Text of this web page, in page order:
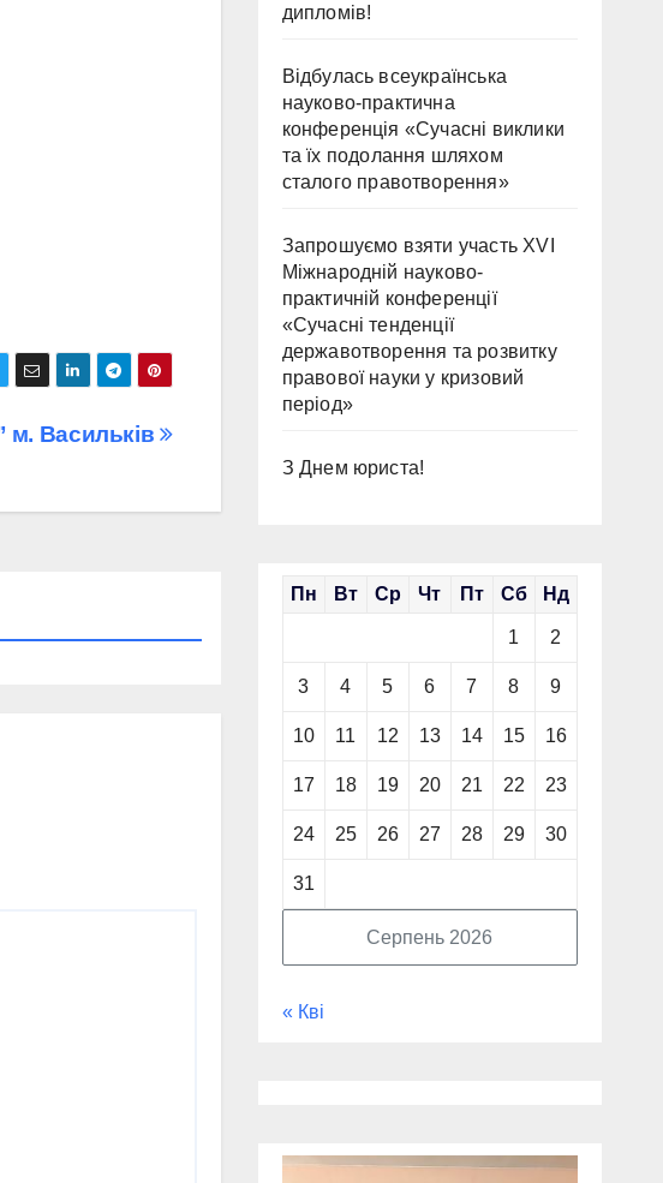
м. Васильків
дипломів!
Відбулась всеукраїнська
науково-практична
конференція «Сучасні виклики
та їх подолання шляхом
сталого правотворення»
Запрошуємо взяти участь ХVІ
Міжнародній науково-
практичній конференції
«Сучасні тенденції
державотворення та розвитку
правової науки у кризовий
період»
З Днем юриста!
Серпень 2026
Пн Вт Ср Чт Пт Сб Нд
1 2
3 4 5 6 7 8 9
10 11 12 13 14 15 16
17 18 19 20 21 22 23
24 25 26 27 28 29 30
31
« Кві